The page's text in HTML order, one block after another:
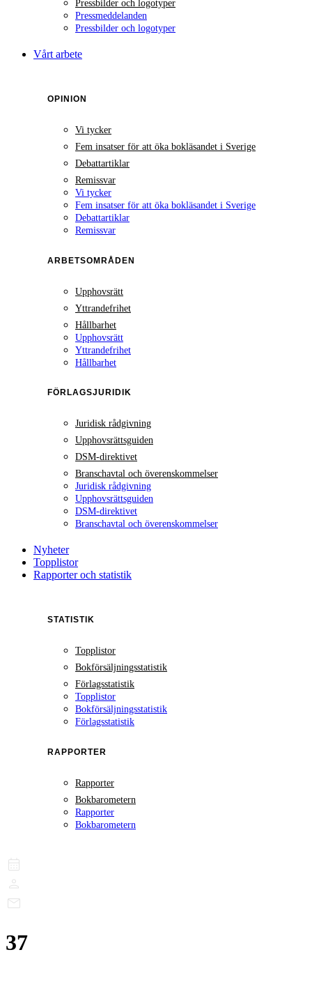
Pressbilder och logotyper
Pressmeddelanden
Pressbilder och logotyper
Vårt arbete
OPINION
Vi tycker
Fem insatser för att öka bokläsandet i Sverige
Debattartiklar
Remissvar
Vi tycker
Fem insatser för att öka bokläsandet i Sverige
Debattartiklar
Remissvar
ARBETSOMRÅDEN
Upphovsrätt
Yttrandefrihet
Hållbarhet
Upphovsrätt
Yttrandefrihet
Hållbarhet
FÖRLAGSJURIDIK
Juridisk rådgivning
Upphovsrättsguiden
DSM-direktivet
Branschavtal och överenskommelser
Juridisk rådgivning
Upphovsrättsguiden
DSM-direktivet
Branschavtal och överenskommelser
Nyheter
Topplistor
Rapporter och statistik
STATISTIK
Topplistor
Bokförsäljningsstatistik
Förlagsstatistik
Topplistor
Bokförsäljningsstatistik
Förlagsstatistik
RAPPORTER
Rapporter
Bokbarometern
Rapporter
Bokbarometern
37